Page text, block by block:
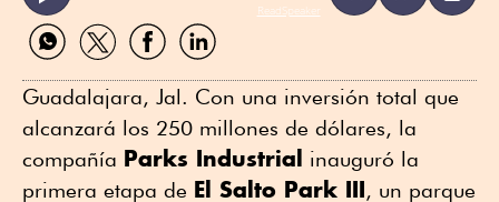
ReadSpeaker
Compartir
por
Compartir
por
Compartir
por
Compartir
por
Guadalajara, Jal. Con una inversión total que
alcanzará los 250 millones de dólares, la
compañía Parks Industrial inauguró la
primera etapa de El Salto Park III, un parque